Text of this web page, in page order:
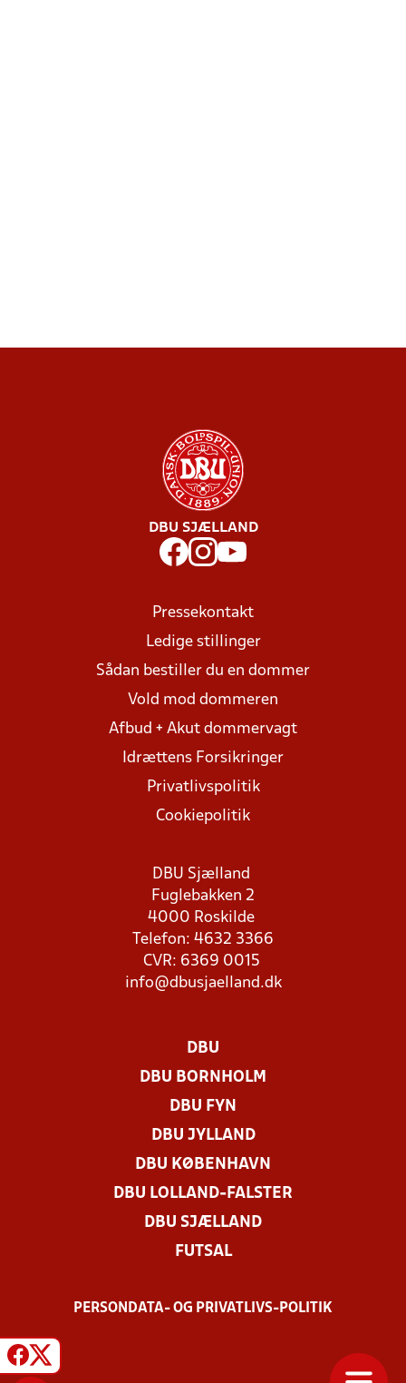
DBU SJÆLLAND
Pressekontakt
Ledige stillinger
Sådan bestiller du en dommer
Vold mod dommeren
Afbud + Akut dommervagt
Idrættens Forsikringer
Privatlivspolitik
Cookiepolitik
DBU Sjælland
Fuglebakken 2
4000 Roskilde
Telefon: 4632 3366
CVR: 6369 0015
info@dbusjaelland.dk
DBU
DBU BORNHOLM
DBU FYN
DBU JYLLAND
DBU KØBENHAVN
DBU LOLLAND-FALSTER
DBU SJÆLLAND
FUTSAL
PERSONDATA- OG PRIVATLIVS-POLITIK